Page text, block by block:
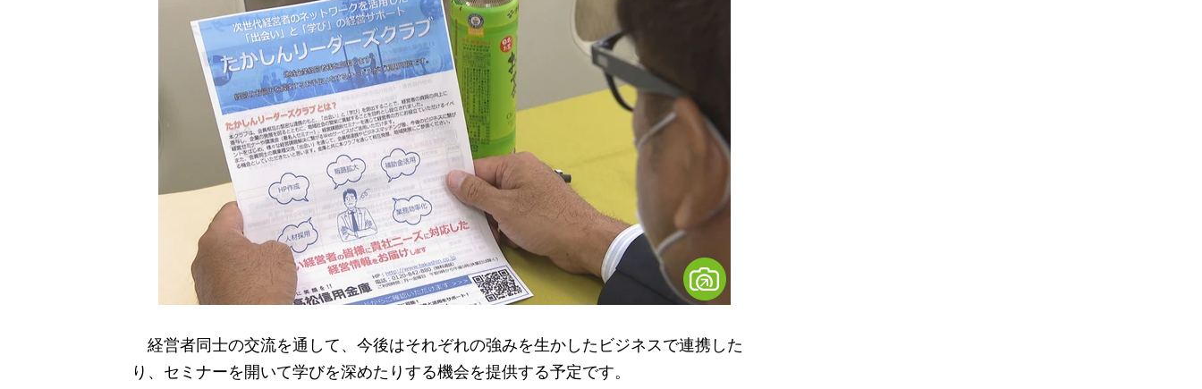
経営者同士の交流を通して、今後はそれぞれの強みを生かしたビジネスで連携した
り、セミナーを開いて学びを深めたりする機会を提供する予定です。